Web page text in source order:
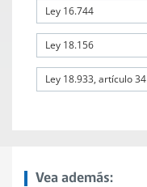
Ley 16.744
Ley 18.156
Ley 18.933, artículo 34
Vea además: